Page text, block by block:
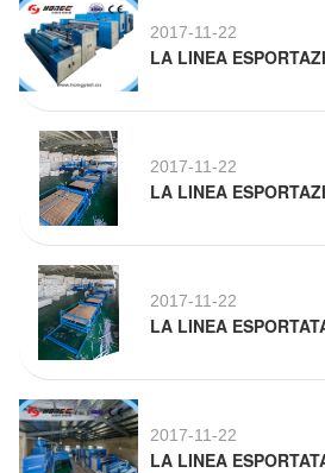
2017-11-22
LA LINEA
2017-11-22
LA LINEA
2017-11-22
LA LINEA
2017-11-22
LA LINEA